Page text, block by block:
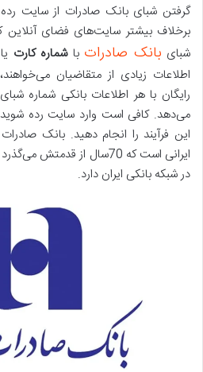
گرفتن شبای بانک صادرات از سایت
برخلاف بیشتر سایت‌های فضای آنلاین
شبای بانک صادرات باشماره کارت
اطلاعات زیادی از متقاضیان
رایگان با هر اطلاعات بانکی شماره
می‌دهد. کافی است وارد سایت رده شوید.
این فرآیند را انجام دهید. بانک
در شبکه بانکی ایران دارد.